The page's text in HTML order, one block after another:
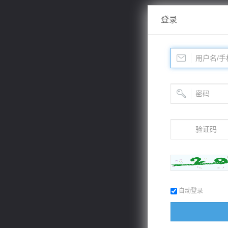
登录
自动登录